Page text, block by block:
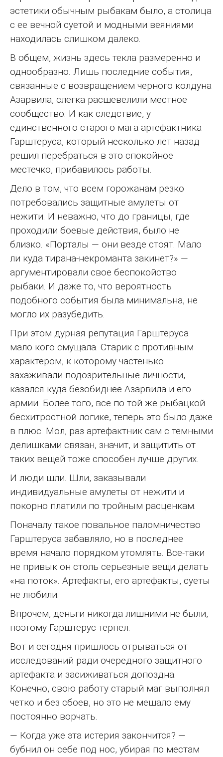
эстетики обычным рыбакам было, а столица
с ее вечной суетой и модными веяниями
находилась слишком далеко.
В общем, жизнь здесь текла размеренно и
однообразно. Лишь последние события,
связанные с возвращением черного колдуна
Азарвила, слегка расшевелили местное
сообщество. И как следствие, у
единственного старого мага-артефактника
Гарштеруса, который несколько лет назад
решил перебраться в это спокойное
местечко, прибавилось работы.
Дело в том, что всем горожанам резко
потребовались защитные амулеты от
нежити. И неважно, что до границы, где
проходили боевые действия, было не
близко. «Порталы — они везде стоят. Мало
ли куда тирана-некроманта закинет?» —
аргументировали свое беспокойство
рыбаки. И даже то, что вероятность
подобного события была минимальна, не
могло их разубедить.
При этом дурная репутация Гарштеруса
мало кого смущала. Старик с противным
характером, к которому частенько
захаживали подозрительные личности,
казался куда безобиднее Азарвила и его
армии. Более того, все по той же рыбацкой
бесхитростной логике, теперь это было даже
в плюс. Мол, раз артефактник сам с темными
делишками связан, значит, и защитить от
таких вещей тоже способен лучше других.
И люди шли. Шли, заказывали
индивидуальные амулеты от нежити и
покорно платили по тройным расценкам.
Поначалу такое повальное паломничество
Гарштеруса забавляло, но в последнее
время начало порядком утомлять. Все-таки
не привык он столь серьезные вещи делать
«на поток». Артефакты, его артефакты, суеты
не любили.
Впрочем, деньги никогда лишними не были,
поэтому Гарштерус терпел.
Вот и сегодня пришлось отрываться от
исследований ради очередного защитного
артефакта и засиживаться допоздна.
Конечно, свою работу старый маг выполнял
четко и без сбоев, но это не мешало ему
постоянно ворчать.
— Когда уже эта истерия закончится? —
бубнил он себе под нос, убирая по местам